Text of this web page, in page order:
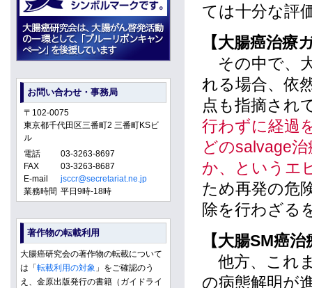
ては十分な評
【大腸癌治療
その中で、
れる場合、依
点も指摘され
行わずに経過
どのsalvage
か、というエ
ため再発の危
除を行わざる
【大腸SM癌
他方、これ
の病態解明が
お問い合わせ・事務局
〒102-0075
東京都千代田区三番町2 三番町KSビ
ル
電話
03-3263-8697
FAX
03-3263-8687
E-mail
jsccr@secretariat.ne.jp
業務時間 平日9時-18時
著作物の転載利用
大腸癌研究会の著作物の転載について
は「転載利用の対象 」をご確認のう
え、金原出版発行の書籍（ガイドライ